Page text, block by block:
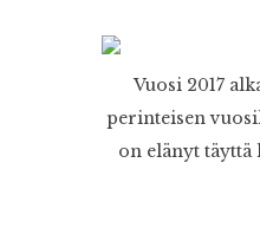
Vuosi 2017
perinteisen
on elänyt täyttä